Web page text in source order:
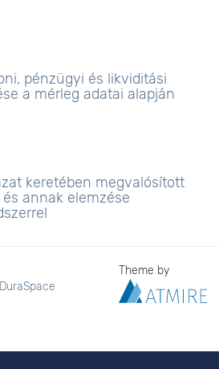
pénzügyi és likviditási
a mérleg adatai alapján
keretében megvalósított
annak elemzése
DuraSpace
Theme by